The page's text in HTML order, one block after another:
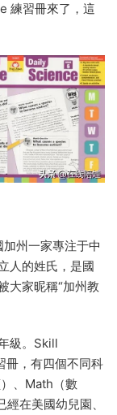
練習冊來了，這
州一家專注于中
人的姓氏，是國
大家昵稱“加州教
級。Skill
，有四個不同科
、Math（數
在美國幼兒園、